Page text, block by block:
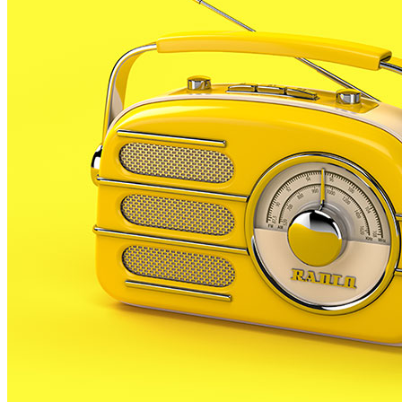
Ciutadana, un projecte amb l’objectiu d’acostar la
ciència a la ciutadania i que aquesta s’impliqui en
tasques d’investigació científica, com per exemple
compartir mètode o recol·lectar dades i resultats.
La idea, segons el consistori malgratenc, és
transmetre hàbits i actituds responsables i
sensibilització en el patrimoni local.
Tot plegat girarà entorn a un animal relacionat amb
el municipi, com són els ratpenats, i comptarà amb la
formació sobre la metodologia científica que cal
utilitzar per estudiar-los.
Des d’ahir i fins el proper divendres, els participants
a la iniciativa realitzen un total de 20 hores teòriques i